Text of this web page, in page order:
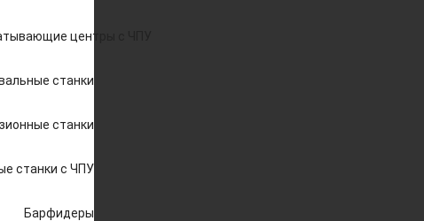
центры с ЧПУ
станки
станки
станки с ЧПУ
Барфидеры